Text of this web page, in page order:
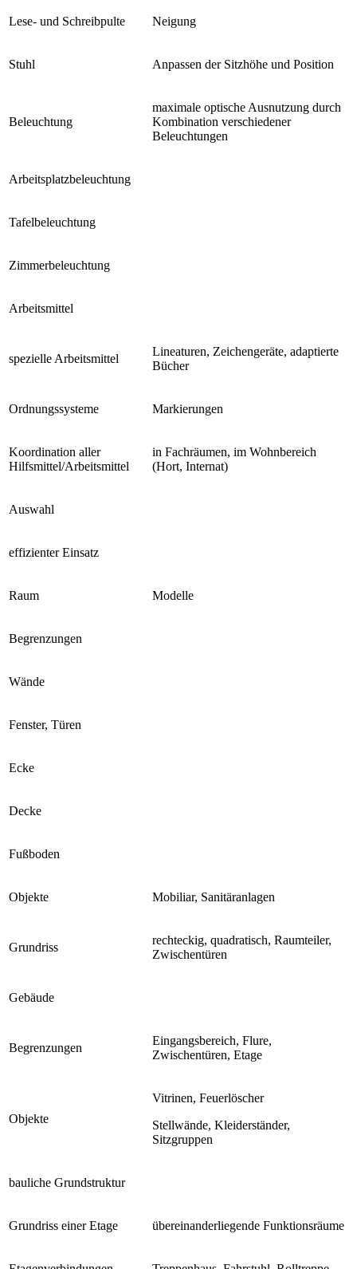
Lese- und Schreibpulte Neigung
Stuhl Anpassen der Sitzhöhe und Position
Beleuchtung
maximale optische Ausnutzung durch
Kombination verschiedener
Beleuchtungen
Arbeitsplatzbeleuchtung
Tafelbeleuchtung
Zimmerbeleuchtung
Arbeitsmittel
spezielle Arbeitsmittel
Lineaturen, Zeichengeräte, adaptierte
Bücher
Ordnungssysteme Markierungen
Koordination aller
Hilfsmittel/Arbeitsmittel
in Fachräumen, im Wohnbereich
(Hort, Internat)
Auswahl
effizienter Einsatz
Raum Modelle
Begrenzungen
Wände
Fenster, Türen
Ecke
Decke
Fußboden
Objekte Mobiliar, Sanitäranlagen
Grundriss
rechteckig, quadratisch, Raumteiler,
Zwischentüren
Gebäude
Begrenzungen
Eingangsbereich, Flure,
Zwischentüren, Etage
Objekte
Vitrinen, Feuerlöscher
Stellwände, Kleiderständer,
Sitzgruppen
bauliche Grundstruktur
Grundriss einer Etage übereinanderliegende Funktionsräume